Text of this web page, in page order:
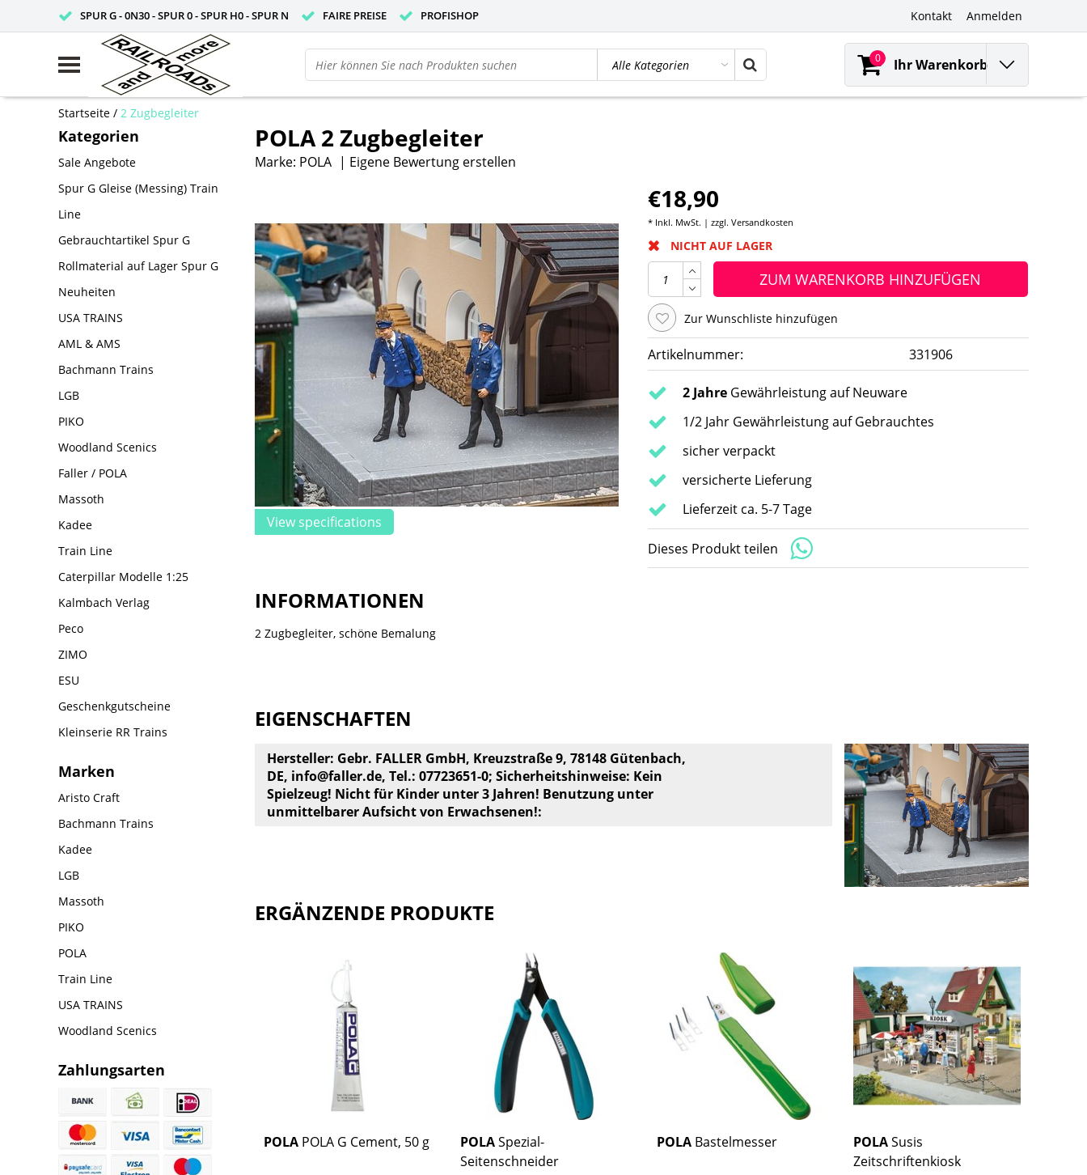
SPUR G - 0N30 - SPUR 0 - SPUR H0 - SPUR N FAIRE PREISE PROFISHOP Kontakt Anmelden
0 Ihr Warenkorb
Startseite / 2 Zugbegleiter
Kategorien
Sale Angebote
Spur G Gleise (Messing) Train
Line
Gebrauchtartikel Spur G
Rollmaterial auf Lager Spur G
Neuheiten
USA TRAINS
AML & AMS
Bachmann Trains
LGB
PIKO
Woodland Scenics
Faller / POLA
Massoth
Kadee
Train Line
Caterpillar Modelle 1:25
Kalmbach Verlag
Peco
ZIMO
ESU
Geschenkgutscheine
Kleinserie RR Trains
Marken
Aristo Craft
Bachmann Trains
Kadee
LGB
Massoth
PIKO
POLA
Train Line
USA TRAINS
Woodland Scenics
Zahlungsarten
POLA 2 Zugbegleiter
Marke: POLA | Eigene Bewertung erstellen
View specifications
€18,90
* Inkl. MwSt. | zzgl. Versandkosten
NICHT AUF LAGER
ZUM WARENKORB HINZUFÜGEN
Zur Wunschliste hinzufügen
Artikelnummer: 331906
2 Jahre Gewährleistung auf Neuware
1/2 Jahr Gewährleistung auf Gebrauchtes
sicher verpackt
versicherte Lieferung
Lieferzeit ca. 5-7 Tage
Dieses Produkt teilen
INFORMATIONEN
2 Zugbegleiter, schöne Bemalung
EIGENSCHAFTEN
Hersteller: Gebr. FALLER GmbH, Kreuzstraße 9, 78148 Gütenbach,
DE, info@faller.de, Tel.: 07723651-0; Sicherheitshinweise: Kein
Spielzeug! Nicht für Kinder unter 3 Jahren! Benutzung unter
unmittelbarer Aufsicht von Erwachsenen!:
ERGÄNZENDE PRODUKTE
POLA POLA G Cement, 50 g POLA Spezial-
Seitenschneider
POLA Bastelmesser POLA Susis
Zeitschriftenkiosk